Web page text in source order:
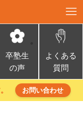
卒塾生
の声
よくある
質問
お問い合わせ